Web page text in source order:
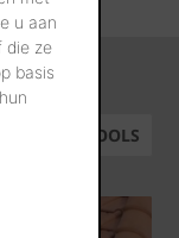
u aan
die ze
basis
ALLE TOOLS